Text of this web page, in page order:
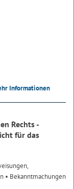
Informationen
Rechts -
für das
• Bekanntmachungen